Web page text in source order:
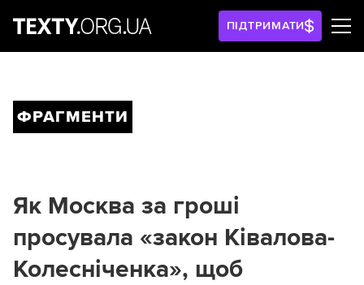
ПІДТРИМАТИ
ФРАГМЕНТИ
Як Москва за гроші
просувала «закон Ківалова-
Колесніченка», щоб